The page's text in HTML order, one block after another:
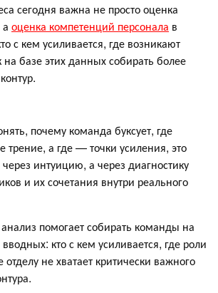
сегодня важна не просто оценка
оценка компетенций персонала в
с кем усиливается, где возникают
на базе этих данных собирать более
почему команда буксует, где
трение, а где — точки усиления, это
интуицию, а через диагностику
и их сочетания внутри реального
помогает собирать команды на
кто с кем усиливается, где роли
не хватает критически важного